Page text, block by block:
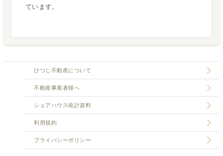
ています。
ひつじ不動産について
不動産事業者様へ
シェアハウス統計資料
利用規約
プライバシーポリシー